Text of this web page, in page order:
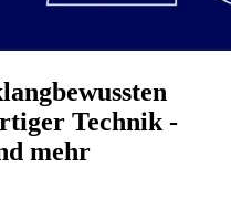
Technik -
mehr